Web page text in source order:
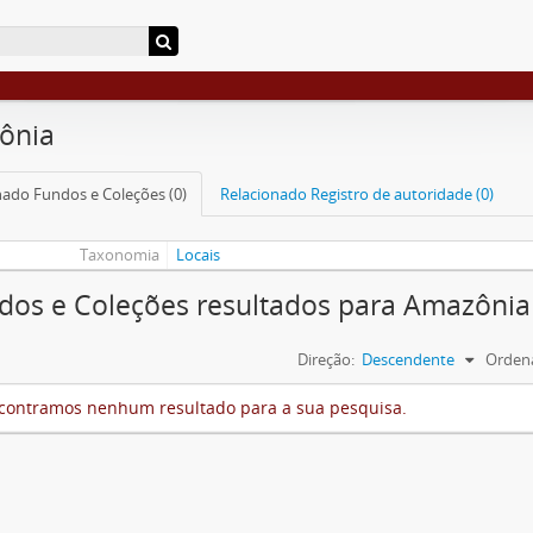
Fundos e Coleções (0) Relacionado Registro de autoridade (0)
Taxonomia Locais
e Coleções resultados para Amazônia
Direção: Descendente
nenhum resultado para a sua pesquisa.